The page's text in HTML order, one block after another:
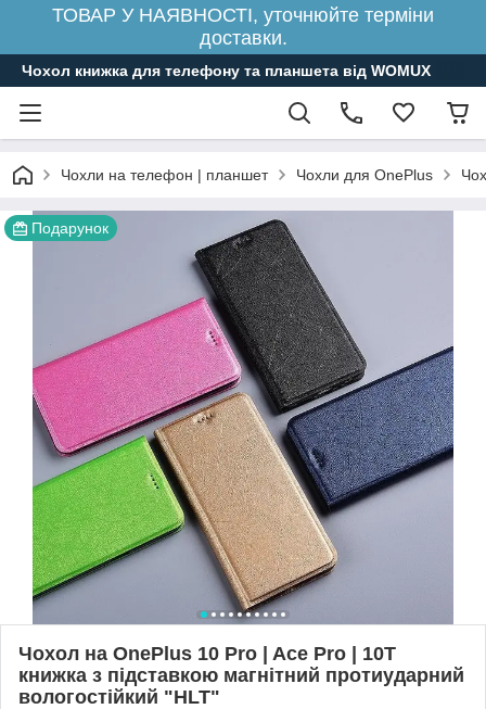
ТОВАР У НАЯВНОСТІ, уточнюйте терміни
доставки.
Чохол книжка для телефону та планшета від WOMUX
Чохли на телефон | планшет Чохли для OnePlus
Подарунок
Чохол на OnePlus 10 Pro | Ace Pro | 10T
книжка з підставкою магнітний протиударний
вологостійкий "HLT"